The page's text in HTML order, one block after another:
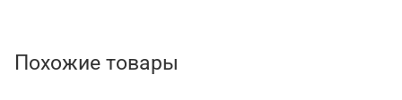
Похожие товары